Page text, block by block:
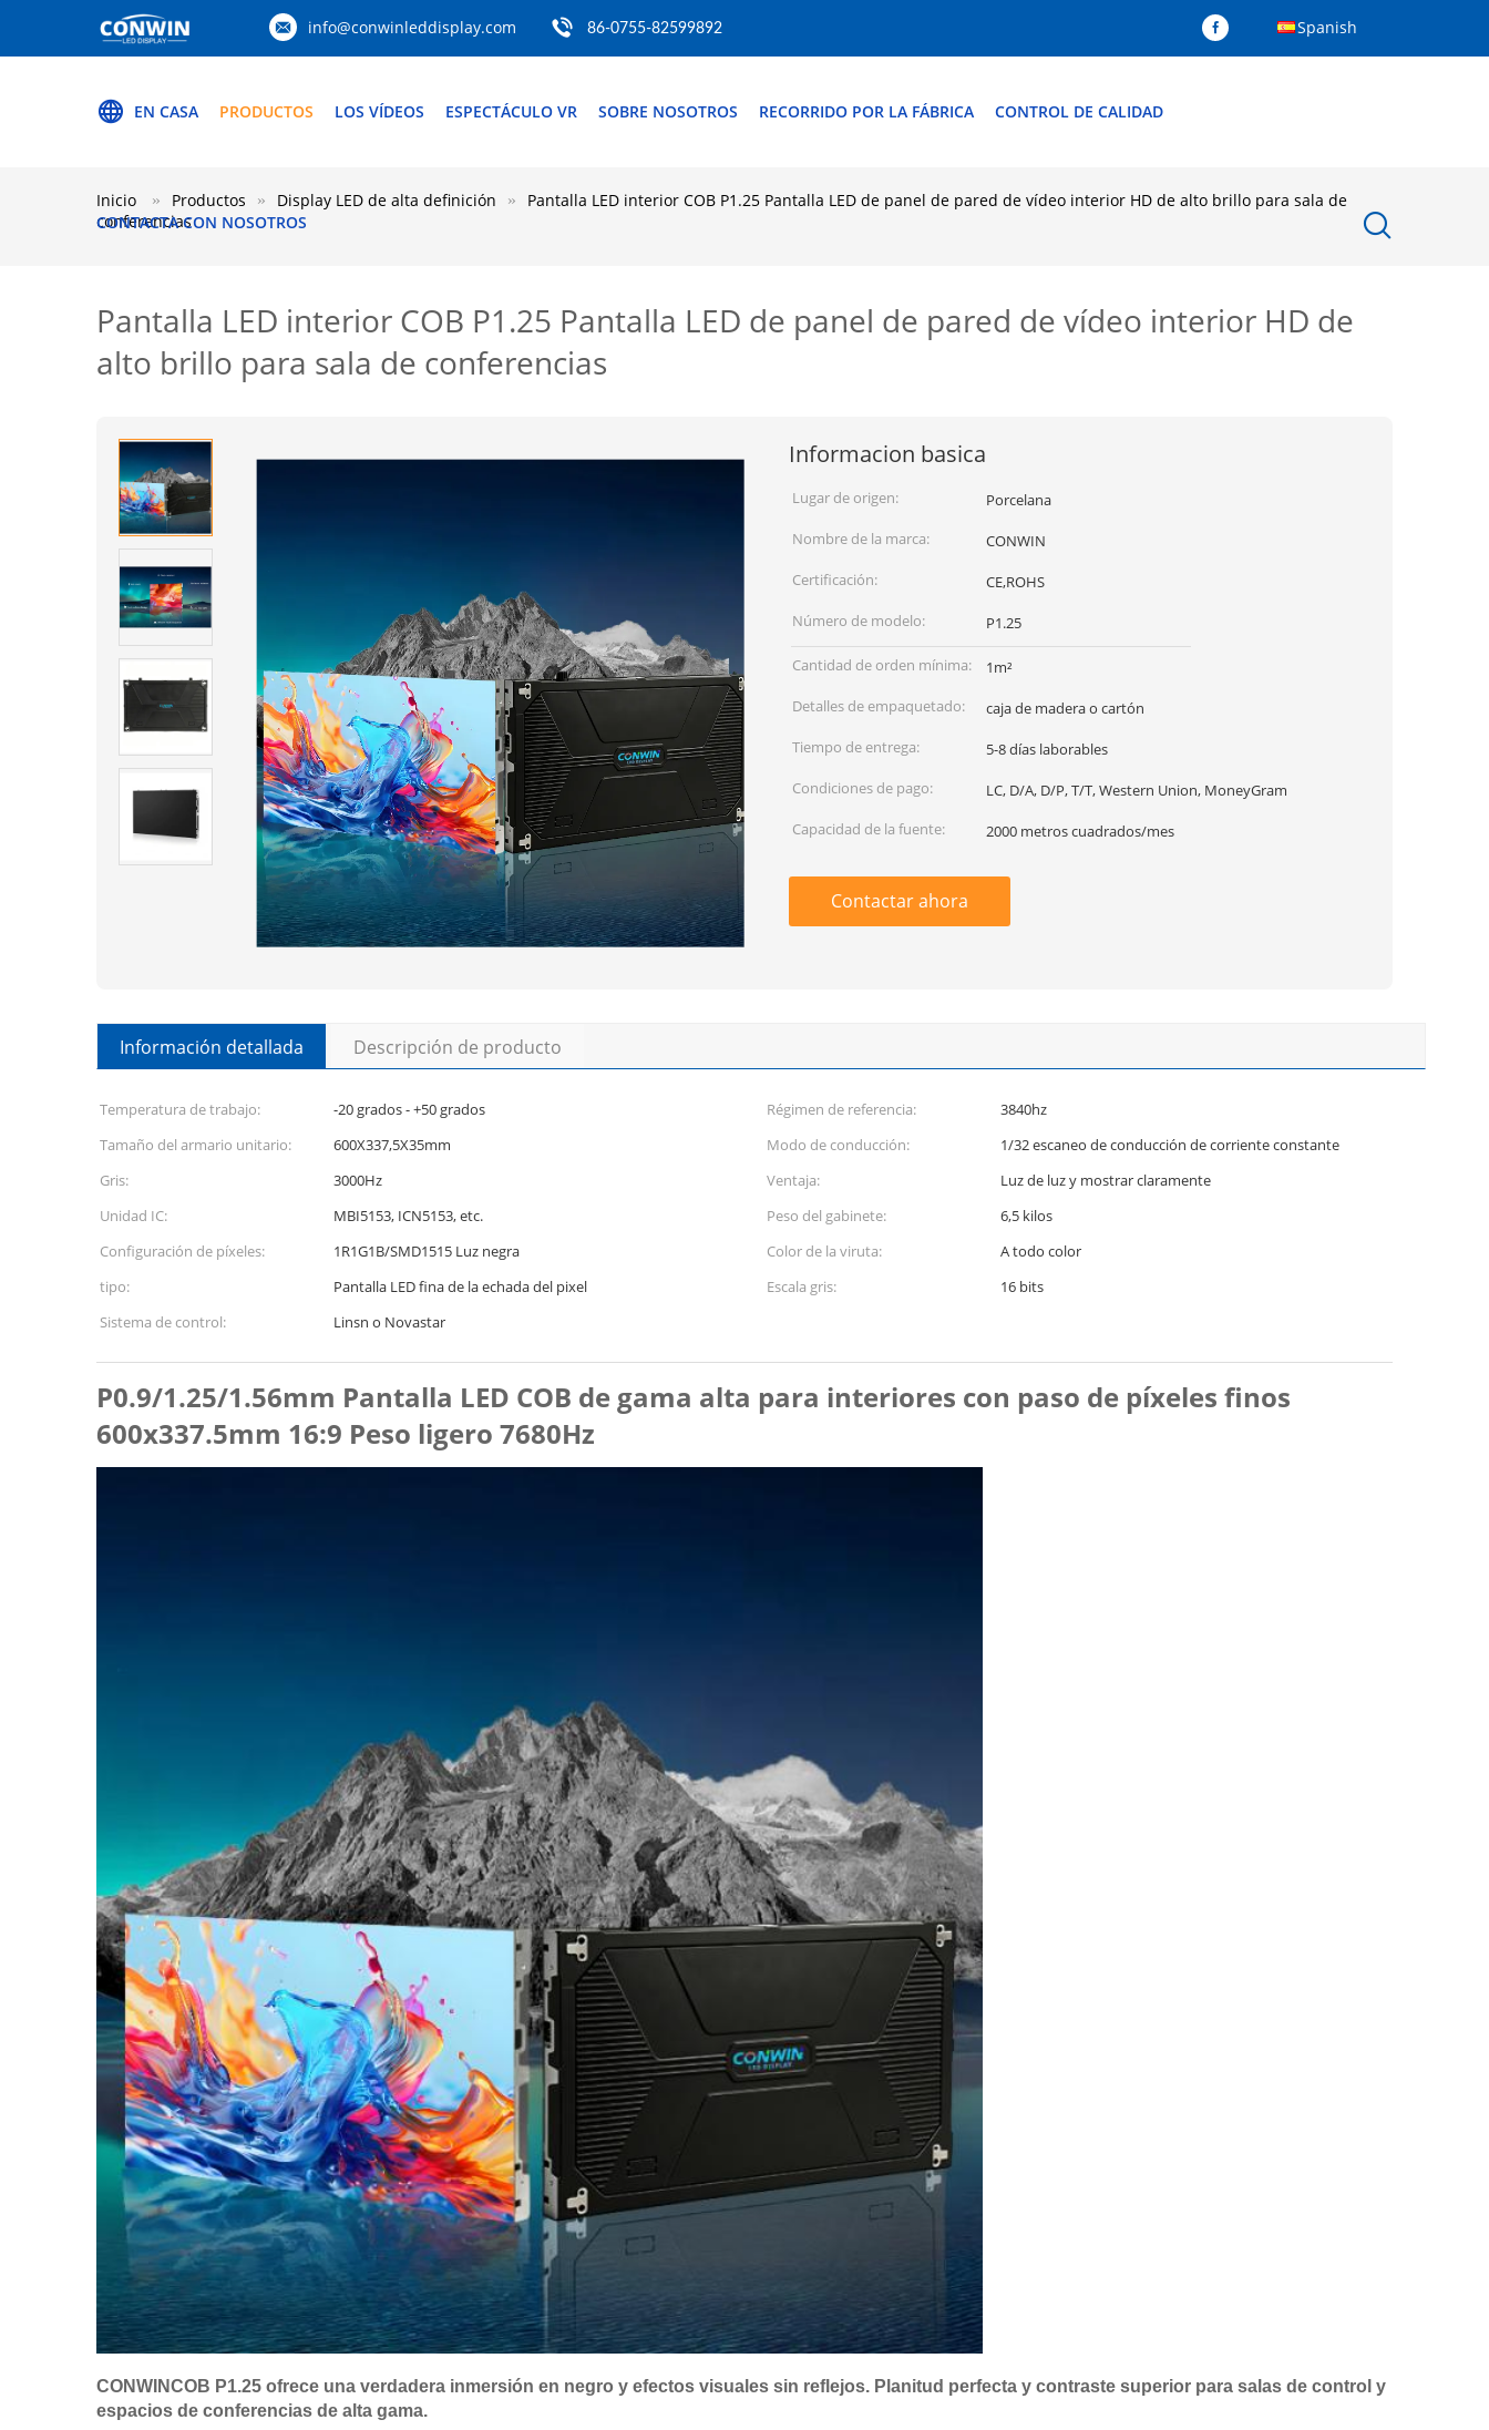
info@conwinleddisplay.com 86-0755-82599892 Spanish
EN CASA PRODUCTOS LOS VÍDEOS ESPECTÁCULO VR SOBRE NOSOTROS RECORRIDO POR LA FÁBRICA CONTROL DE CALIDAD
CONTACTA CON NOSOTROS
Inicio Productos Display LED de alta definición
Pantalla LED interior COB P1.25 Pantalla LED de panel de pared de vídeo interior HD de alto brillo para sala de
conferencias
Pantalla LED interior COB P1.25 Pantalla LED de panel de pared de vídeo interior HD de
alto brillo para sala de conferencias
Informacion basica
Lugar de origen:
Porcelana
Nombre de la marca:
CONWIN
Certificación:
CE,ROHS
Número de modelo:
P1.25
Cantidad de orden mínima:
1m²
Detalles de empaquetado:
caja de madera o cartón
Tiempo de entrega:
5-8 días laborables
Condiciones de pago:
LC, D/A, D/P, T/T, Western Union, MoneyGram
Capacidad de la fuente:
2000 metros cuadrados/mes
Contactar ahora
Información detallada Descripción de producto
Temperatura de trabajo: -20 grados - +50 grados Régimen de referencia:
3840hz
Tamaño del armario unitario:
600X337,5X35mm Modo de conducción:
1/32 escaneo de conducción de corriente constante
Gris:
3000Hz Ventaja:
Luz de luz y mostrar claramente
Unidad IC:
MBI5153, ICN5153, etc. Peso del gabinete:
6,5 kilos
Configuración de píxeles:
1R1G1B/SMD1515 Luz negra Color de la viruta:
A todo color
tipo:
Pantalla LED fina de la echada del pixel Escala gris:
16 bits
Sistema de control:
Linsn o Novastar
P0.9/1.25/1.56mm Pantalla LED COB de gama alta para interiores con paso de píxeles finos
600x337.5mm 16:9 Peso ligero 7680Hz
CONWINCOB P1.25 ofrece una verdadera inmersión en negro y efectos visuales sin reflejos. Planitud perfecta y contraste superior para salas de control y
espacios de conferencias de alta gama.